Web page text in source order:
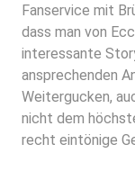
Fanservice mit
dass man von
interessante
ansprechenden
Weitergucken,
nicht dem
recht eintönige